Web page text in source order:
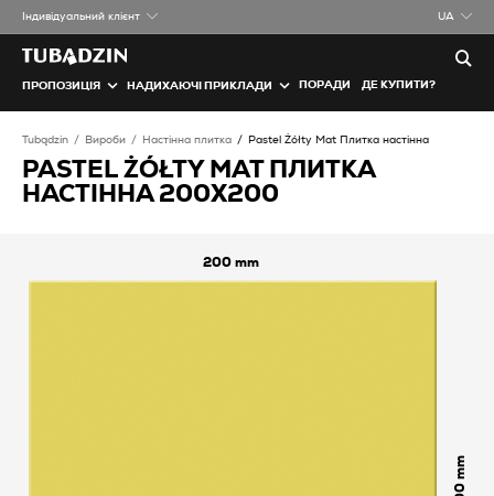
Iндивідуальний клієнт UA
ПРОПОЗИЦІЯ НАДИХАЮЧІ ПРИКЛАДИ ПОРАДИ ДЕ КУПИТИ?
Tubądzin Вироби Настінна плитка Pastel Żółty Mat Плитка настінна
PASTEL ŻÓŁTY MAT ПЛИТКА
НАСТІННА 200X200
200